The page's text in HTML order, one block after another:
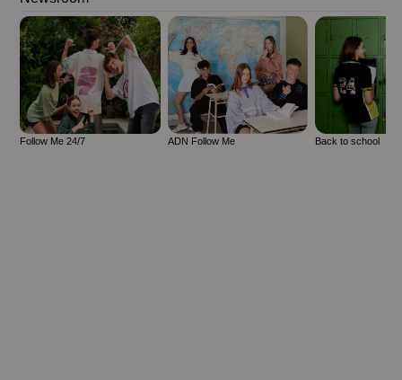
Follow Me 24/7 ADN Follow Me Back to school